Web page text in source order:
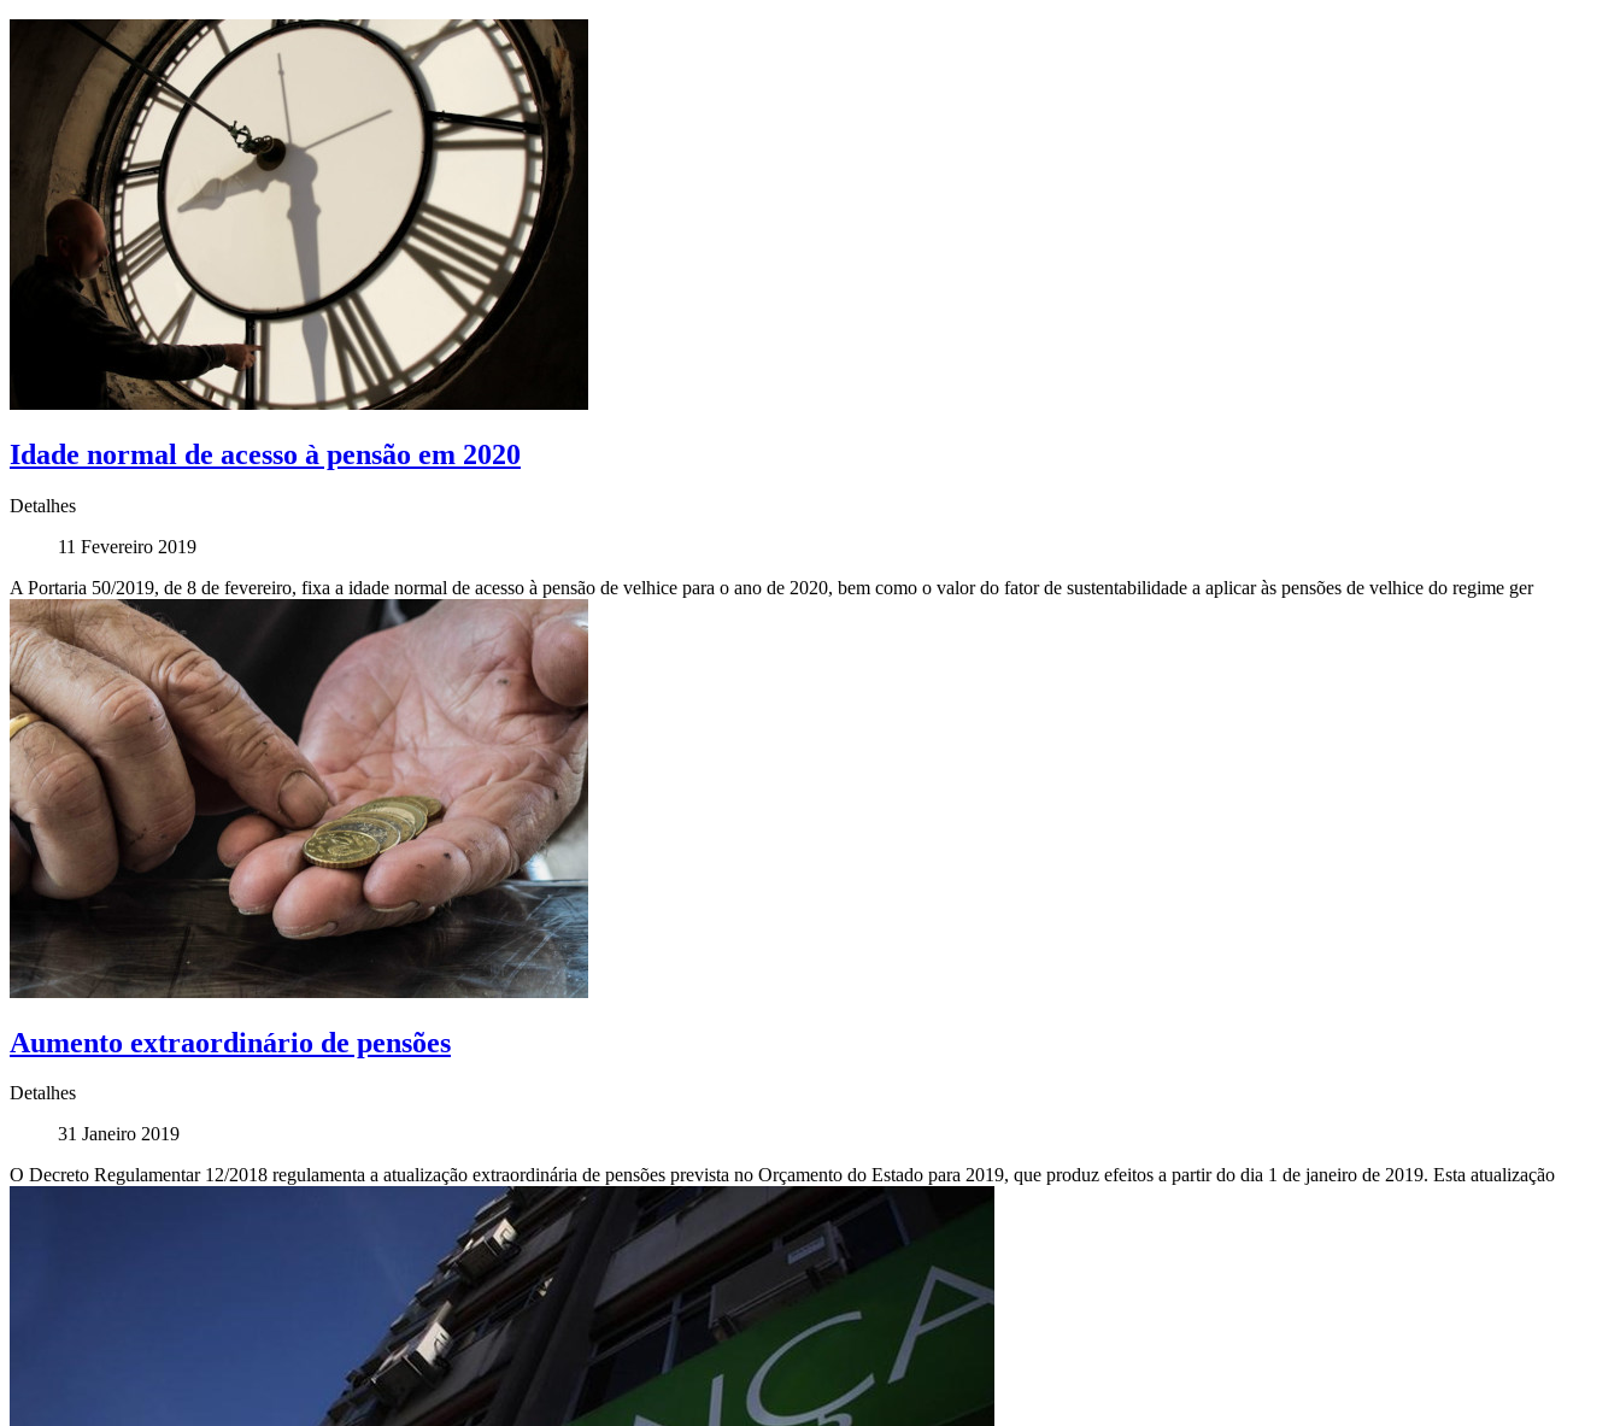
Idade normal de acesso à pensão em 2020
Detalhes
11 Fevereiro 2019
A Portaria 50/2019, de 8 de fevereiro, fixa a idade normal de acesso à pensão de velhice para o ano de 2020, bem como o valor do fator de sustentabilidade a aplicar às pensões de velhice do regime ger
Aumento extraordinário de pensões
Detalhes
31 Janeiro 2019
O Decreto Regulamentar 12/2018 regulamenta a atualização extraordinária de pensões prevista no Orçamento do Estado para 2019, que produz efeitos a partir do dia 1 de janeiro de 2019. Esta atualização